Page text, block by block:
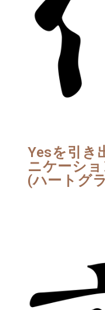
Yesを引き
ニケーショ
(ハートグ